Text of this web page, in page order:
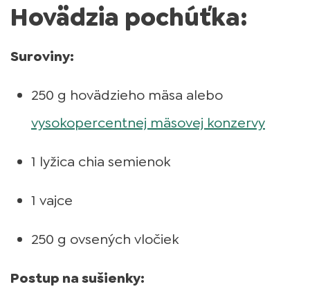
Hovädzia pochúťka:
Suroviny:
250 g hovädzieho mäsa alebo
vysokopercentnej mäsovej konzervy
1 lyžica chia semienok
1 vajce
250 g ovsených vločiek
Postup na sušienky: